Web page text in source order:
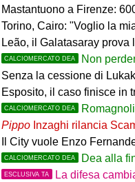
Mastantuono a Firenze:
Torino, Cairo: "Voglio la
Leão, il Galatasaray
CALCIOMERCATO DEA Non perderti
Senza la cessione di
Esposito, il caso finisce in
CALCIOMERCATO DEA Romagnoli,
Pippo Inzaghi rilancia
Il City vuole Enzo
CALCIOMERCATO DEA Dea alla finestra,
ESCLUSIVA TA La difesa cambia